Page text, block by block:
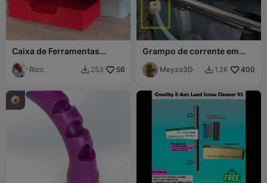
Caixa de Ferramentas
Creality K1 / K1C
Ricc  253 56
Grampo de corrente em
PTFE para Creality K1/K1
Max/K1c/K1 SE
Meyzo3D  1.2K 400